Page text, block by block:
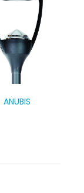
ANUBIS